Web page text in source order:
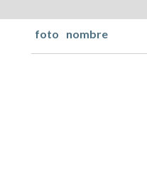
foto nombre